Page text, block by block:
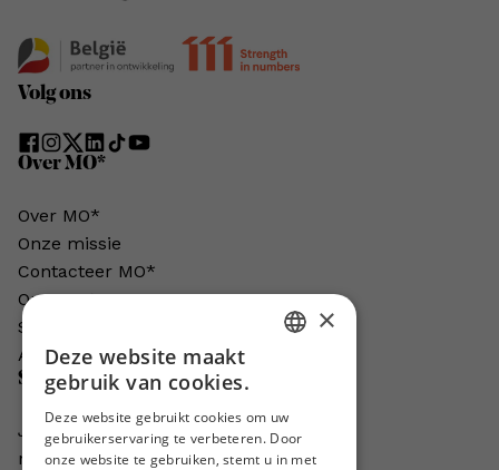
Volg ons
Over MO*
Over MO*
Onze missie
Contacteer MO*
Onze auteurs
Schrijven voor MO*?
Adverteren in MO*
Steun MO*
Je helpt ons groeien. MO* bestaat
niet zonder jouw steun!
ENGLISH
×
Deze website maakt
gebruik van cookies.
Deze website gebruikt cookies om uw
gebruikerservaring te verbeteren. Door
onze website te gebruiken, stemt u in met